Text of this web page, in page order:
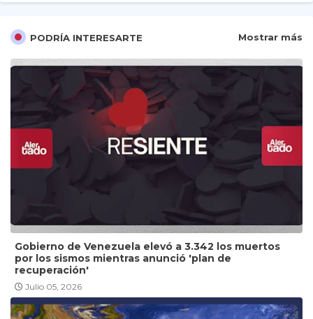
PODRÍA INTERESARTE Mostrar más
Gobierno de Venezuela elevó a 3.342 los muertos
por los sismos mientras anunció 'plan de
recuperación'
Julio 05, 2026